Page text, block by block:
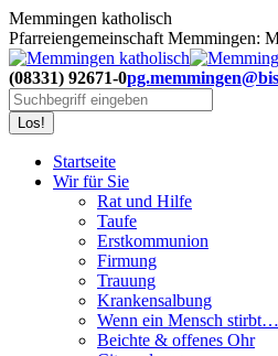
Zum
Inhalt
springen
Memmingen katholisch
Pfarreiengemeinschaft Memmingen:
(08331) 92671-0
Search:
Startseite
Wir für Sie
Rat und Hilfe
Taufe
Erstkommunion
Firmung
Trauung
Krankensalbung
Wenn ein Mensch stirbt…
Beichte & offenes Ohr